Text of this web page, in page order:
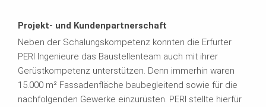
Projekt- und Kundenpartnerschaft
Neben der Schalungskompetenz konnten die Erfurter
PERI Ingenieure das Baustellenteam auch mit ihrer
Gerüstkompetenz unterstützen. Denn immerhin waren
15.000 m² Fassadenfläche baubegleitend sowie für die
nachfolgenden Gewerke einzurüsten. PERI stellte hierfür